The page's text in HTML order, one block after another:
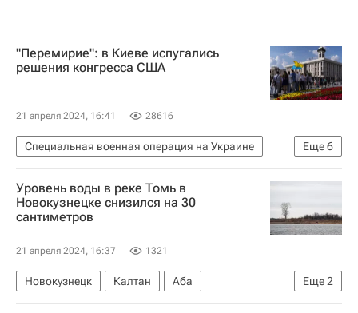
"Перемирие": в Киеве испугались
решения конгресса США
21 апреля 2024, 16:41 28616
Еще6
Специальная военная операция на Украине
В мире
США Киев
Украина
Олег Соскин
Конгресс США
Уровень воды в реке Томь в
Новокузнецке снизился на 30
сантиметров
21 апреля 2024, 16:37 1321
Еще2
Новокузнецк Калтан
Аба
Наводнения в России — 2024
Происшествия